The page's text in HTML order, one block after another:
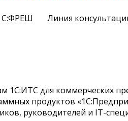
Линия
1С:ИТС для коммерческих
продуктов
руководителей и IT-